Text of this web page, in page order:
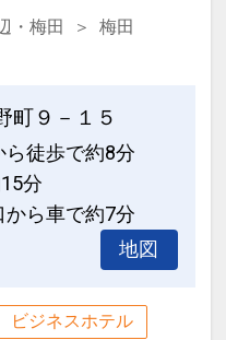
・梅田
梅田
町９－１５
徒歩で約8分
分
ら車で約7分
地図
ビジネスホテル